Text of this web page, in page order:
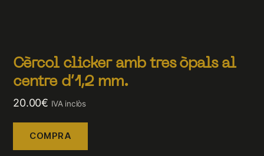
Cèrcol clicker amb tres òpals al
centre d’1,2 mm.
20.00€ IVA inclòs
COMPRA